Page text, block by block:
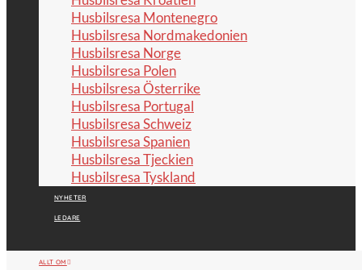
Husbilsresa Montenegro
Husbilsresa Nordmakedonien
Husbilsresa Norge
Husbilsresa Polen
Husbilsresa Österrike
Husbilsresa Portugal
Husbilsresa Schweiz
Husbilsresa Spanien
Husbilsresa Tjeckien
Husbilsresa Tyskland
NYHETER
LEDARE
ALLT OM